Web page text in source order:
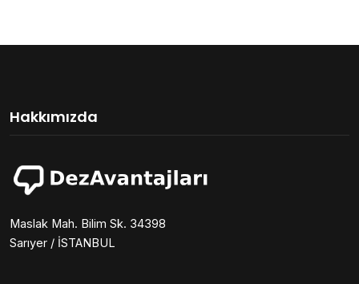
Hakkımızda
Maslak Mah. Bilim Sk. 34398
Sarıyer / İSTANBUL